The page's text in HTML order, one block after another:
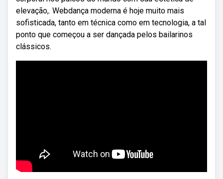
elevação,. Webdança moderna é hoje muito mais
sofisticada, tanto em técnica como em tecnologia, a tal
ponto que começou a ser dançada pelos bailarinos
clássicos.